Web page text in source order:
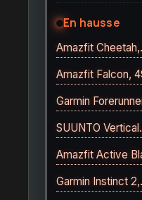
En hausse
Amazfit
Amazfit Falcon,
Garmin
SUUNTO
Amazfit Active
Garmin Instinct